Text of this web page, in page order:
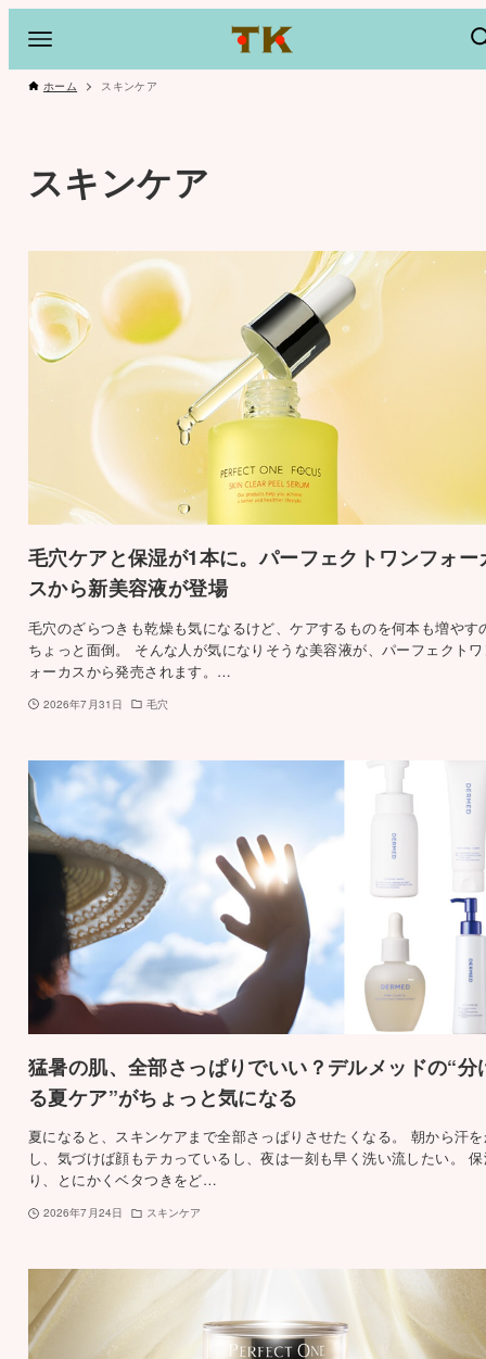
ホーム スキンケア
スキンケア
毛穴ケアと保湿が1本に。パーフェクトワンフォー
スから新美容液が登場
毛穴のざらつきも乾燥も気になるけど、ケアするものを何本も増やす
ちょっと面倒。 そんな人が気になりそうな美容液が、パーフェクト
ォーカスから発売されます。…
2026年7月31日 毛穴
猛暑の肌、全部さっぱりでいい？デルメッドの“分
る夏ケア”がちょっと気になる
夏になると、スキンケアまで全部さっぱりさせたくなる。 朝から汗
し、気づけば顔もテカっているし、夜は一刻も早く洗い流したい。
り、とにかくベタつきをど…
2026年7月24日 スキンケア